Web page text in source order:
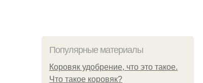
Популярные материалы
Коровяк удобрение, что это такое.
Что такое коровяк?